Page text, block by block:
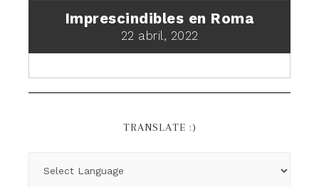
Imprescindibles en Roma
22 abril, 2022
TRANSLATE :)